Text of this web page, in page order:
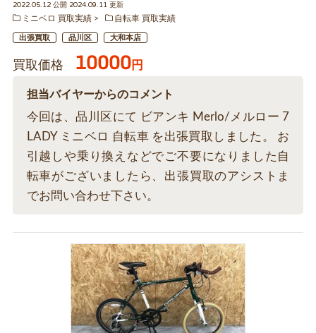
2022.05.12 公開 2024.09.11 更新
ミニベロ 買取実績
自転車 買取実績
出張買取 品川区 大和本店
買取価格 10000円
担当バイヤーからのコメント
今回は、品川区にて ビアンキ Merlo/メルロー 7
LADY ミニベロ 自転車 を出張買取しました。 お
引越しや乗り換えなどでご不要になりました自
転車がございましたら、出張買取のアシストま
でお問い合わせ下さい。